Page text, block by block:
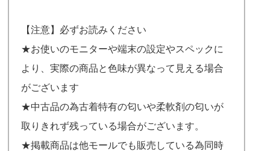
【注意】必ずお読みください
★お使いのモニターや端末の設定やスペックに
より、実際の商品と色味が異なって見える場合
がございます
★中古品の為古着特有の匂いや柔軟剤の匂いが
取りきれず残っている場合がございます。
★掲載商品は他モールでも販売している為同時